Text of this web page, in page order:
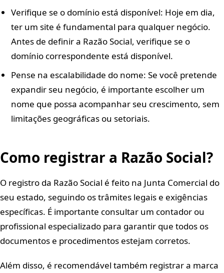
Verifique se o domínio está disponível: Hoje em dia,
ter um site é fundamental para qualquer negócio.
Antes de definir a Razão Social, verifique se o
domínio correspondente está disponível.
Pense na escalabilidade do nome: Se você pretende
expandir seu negócio, é importante escolher um
nome que possa acompanhar seu crescimento, sem
limitações geográficas ou setoriais.
Como registrar a Razão Social?
O registro da Razão Social é feito na Junta Comercial do
seu estado, seguindo os trâmites legais e exigências
específicas. É importante consultar um contador ou
profissional especializado para garantir que todos os
documentos e procedimentos estejam corretos.
Além disso, é recomendável também registrar a marca